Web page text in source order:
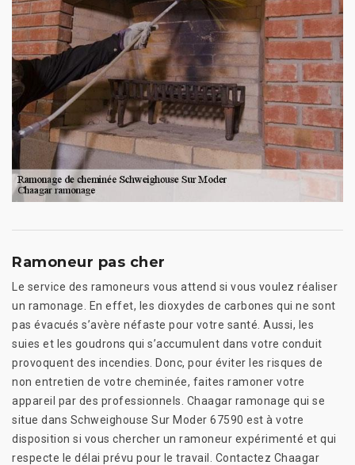
Ramoneur pas cher
Le service des ramoneurs vous attend si vous voulez réaliser
un ramonage. En effet, les dioxydes de carbones qui ne sont
pas évacués s’avère néfaste pour votre santé. Aussi, les
suies et les goudrons qui s’accumulent dans votre conduit
provoquent des incendies. Donc, pour éviter les risques de
non entretien de votre cheminée, faites ramoner votre
appareil par des professionnels. Chaagar ramonage qui se
situe dans Schweighouse Sur Moder 67590 est à votre
disposition si vous chercher un ramoneur expérimenté et qui
respecte le délai prévu pour le travail. Contactez Chaagar